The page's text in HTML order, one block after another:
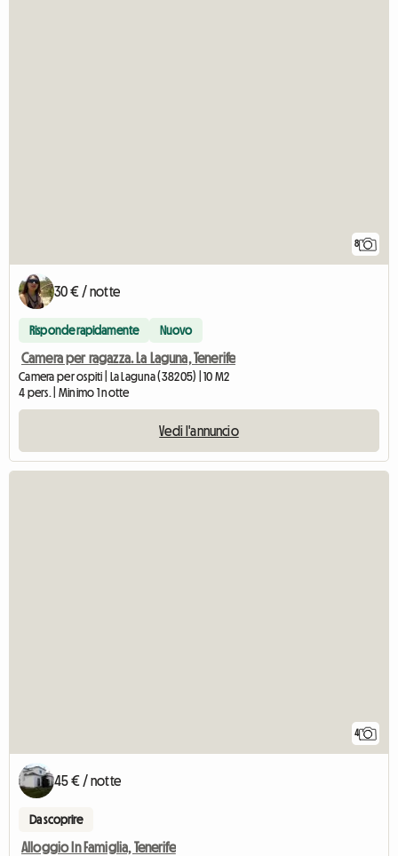
8
30 € / notte
Risponde rapidamente Nuovo
Camera per ragazza. La Laguna, Tenerife
Camera per ospiti | La Laguna (38205) | 10 M2
4 pers. | Minimo 1 notte
Vedi l'annuncio
4
45 € / notte
Da scoprire
Alloggio In Famiglia, Tenerife